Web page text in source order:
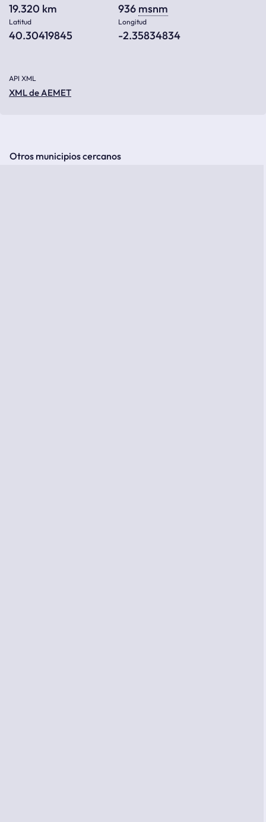
19.320 km 936 msnm
Latitud
40.30419845
Longitud
-2.35834834
API XML
XML de AEMET
Otros municipios cercanos